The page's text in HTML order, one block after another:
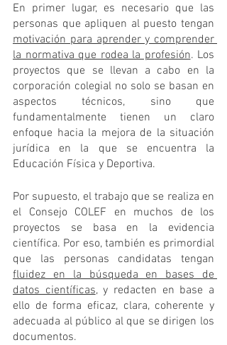
En primer lugar, es necesario que las
motivación para aprender y comprender
la normativa que rodea la profesión. Los
proyectos que se llevan a cabo en la
corporación colegial no solo se basan en
aspectos técnicos, sino que
fundamentalmente tienen un claro
enfoque hacia la mejora de la situación
jurídica en la que se encuentra la
Educación Física y Deportiva.
Por supuesto, el trabajo que se realiza en
el Consejo COLEF en muchos de los
proyectos se basa en la evidencia
científica. Por eso, también es primordial
fluidez en la búsqueda en bases de
datos científicas, y redacten en base a
ello de forma eficaz, clara, coherente y
adecuada al público al que se dirigen los
documentos.